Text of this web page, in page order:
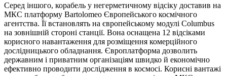
Серед іншого, корабель у негерметичному відсіку доставив на
МКС платформу Bartolomeo Європейського космічного
агентства. Її встановлять на європейському модулі Columbus
на зовнішній стороні станції. Вона оснащена 12 відсіками
корисного навантаження для розміщення комерційного
дослідницького обладнання. Європлатформа дозволить
державним і приватним організаціям швидко й економічно
ефективно проводити дослідження в космосі. Корисні вантажі